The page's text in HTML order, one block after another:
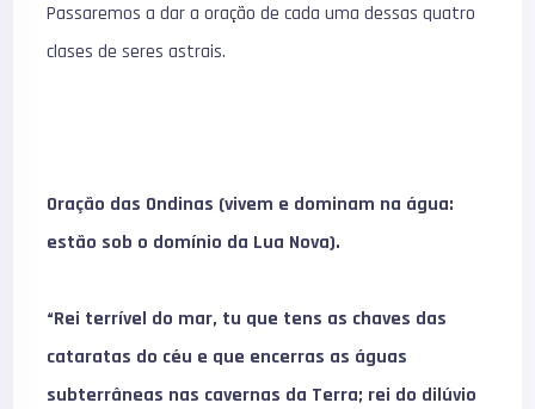
Passaremos a dar a oração de cada uma dessas quatro
clases de seres astrais.
Oração das Ondinas (vivem e dominam na água:
estão sob o domínio da Lua Nova).
“Rei terrível do mar, tu que tens as chaves das
cataratas do céu e que encerras as águas
subterrâneas nas cavernas da Terra; rei do dilúvio